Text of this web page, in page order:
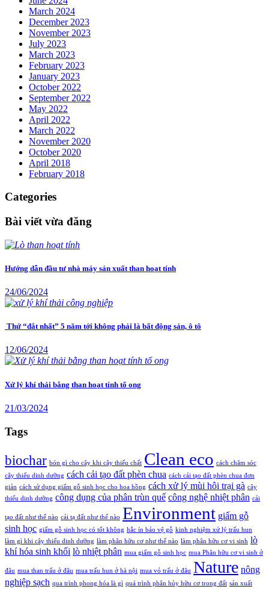
March 2024
December 2023
November 2023
July 2023
March 2023
February 2023
January 2023
October 2022
September 2022
May 2022
April 2022
March 2022
November 2020
October 2020
April 2018
February 2018
Categories
Bài viết vừa đăng
Hướng dẫn đầu tư nhà máy sản xuất than hoạt tính
24/06/2024
Thứ “đắt nhất” 5 năm tới không phải là bất động sản, ô tô
12/06/2024
Xử lý khí thải bằng than hoạt tính tổ ong
21/03/2024
Tags
biochar bón gì cho cây khi cây thiếu chất Clean eco cách chăm sóc
cây thiếu dinh dưỡng cách cải tạo đất phèn chua cách cải tạo đất phèn chua đơn
giản cách sử dụng giấm gỗ sinh học cho hoa hồng cách xử lý mùi hôi trại gà cây
thiếu dinh dưỡng công dụng của phân trùn quế công nghệ nhiệt phân cải
tạo đất như thế nào cải tạ đất như thế nào Environment giấm gỗ
sinh học giấm gỗ sinh học có tốt không hắc ín bảo vệ gỗ kinh nghiệm xử lý trấu hun
làm gì khi cây thiếu dinh dưỡng làm phân hữu cơ như thế nào làm phân hữu cơ vi sinh lò
khí hóa sinh khối lò nhiệt phân mua giấm gỗ sinh học mua Phân hữu cơ vi sinh ở
đâu mua than trấu ở đâu mua trấu hun ở hà nội mua vỏ trấu ở đâu Nature nông
nghiệp sạch qua trình phong hóa là gì quá trình phân hủy hữu cơ trong đất sản xuất